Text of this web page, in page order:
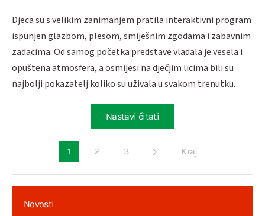
Djeca su s velikim zanimanjem pratila interaktivni program
ispunjen glazbom, plesom, smiješnim zgodama i zabavnim
zadacima. Od samog početka predstave vladala je vesela i
opuštena atmosfera, a osmijesi na dječjim licima bili su
najbolji pokazatelj koliko su uživala u svakom trenutku.
Nastavi čitati
1 2 3 Kraj
Novosti